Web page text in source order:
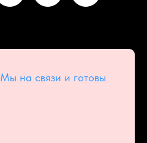
Мы на связи и готовы